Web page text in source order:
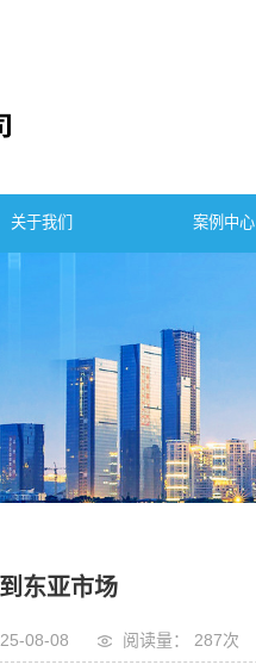
关于我们 案例中心
东亚市场
08-08 阅读量： 287次